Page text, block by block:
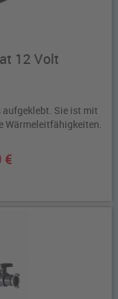
12 Volt
aufgeklebt. Sie ist mit
Wärmeleitfähigkeiten.
€